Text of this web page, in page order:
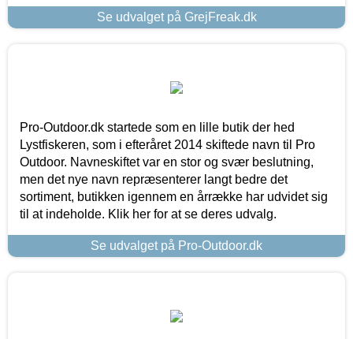
Se udvalget på GrejFreak.dk
Pro-Outdoor.dk startede som en lille butik der hed
Lystfiskeren, som i efteråret 2014 skiftede navn til Pro
Outdoor. Navneskiftet var en stor og svær beslutning,
men det nye navn repræsenterer langt bedre det
sortiment, butikken igennem en årrække har udvidet sig
til at indeholde. Klik her for at se deres udvalg.
Se udvalget på Pro-Outdoor.dk